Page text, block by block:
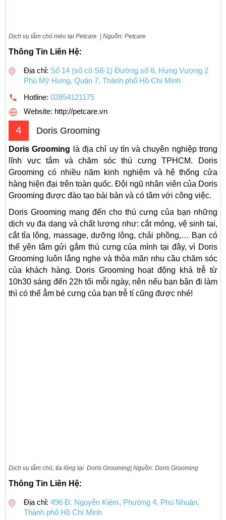
Dịch vụ tắm chó mèo tại Petcare | Nguồn: Petcare
Thông Tin Liên Hệ:
Địa chỉ: Số 14 (số cũ S8-1) Đường số 6, Hưng Vượng 2
Phú Mỹ Hưng, Quận 7, Thành phố Hồ Chí Minh
Hotline: 02854121175
Website: http://petcare.vn
4 Doris Grooming
Doris Grooming là địa chỉ uy tín và chuyên nghiệp trong
lĩnh vực tắm và chăm sóc thú cưng TPHCM. Doris
Grooming có nhiều năm kinh nghiệm và hệ thống cửa
hàng hiện đại trên toàn quốc. Đội ngũ nhân viên của Doris
Grooming được đào tạo bài bản và có tâm với công việc.
Doris Grooming mang đến cho thú cưng của bạn những
dịch vụ đa dạng và chất lượng như: cắt móng, vệ sinh tai,
cắt tỉa lông, massage, dưỡng lông, chải phồng,… Bạn có
thể yên tâm gửi gắm thú cưng của mình tại đây, vì Doris
Grooming luôn lắng nghe và thỏa mãn nhu cầu chăm sóc
của khách hàng. Doris Grooming hoạt động khá trễ từ
10h30 sáng đến 22h tối mỗi ngày, nên nếu bạn bận đi làm
thì có thể ẳm bé cưng của bạn trễ tí cũng được nhé!
Dịch vụ tắm chó, tỉa lông tại Doris Grooming| Nguồn: Doris Grooming
Thông Tin Liên Hệ:
Địa chỉ: 496 Đ. Nguyễn Kiệm, Phường 4, Phú Nhuận,
Thành phố Hồ Chí Minh